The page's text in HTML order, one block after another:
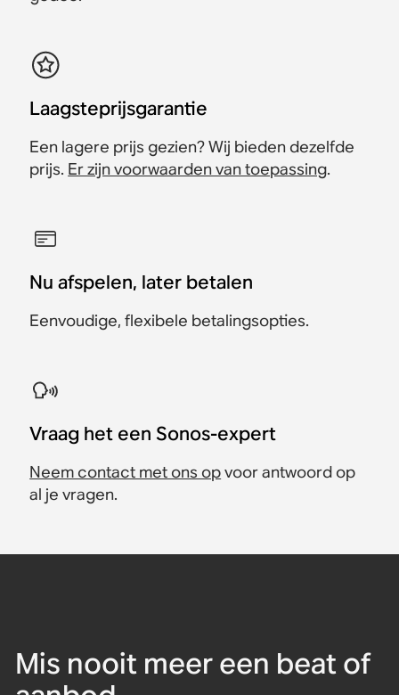
Laagsteprijsgarantie
Een lagere prijs gezien? Wij bieden dezelfde
prijs. Er zijn voorwaarden van toepassing.
Nu afspelen, later betalen
Eenvoudige, flexibele betalingsopties.
Vraag het een Sonos-expert
Neem contact met ons opvoor antwoord op
al je vragen.
Mis nooit meer een beat of